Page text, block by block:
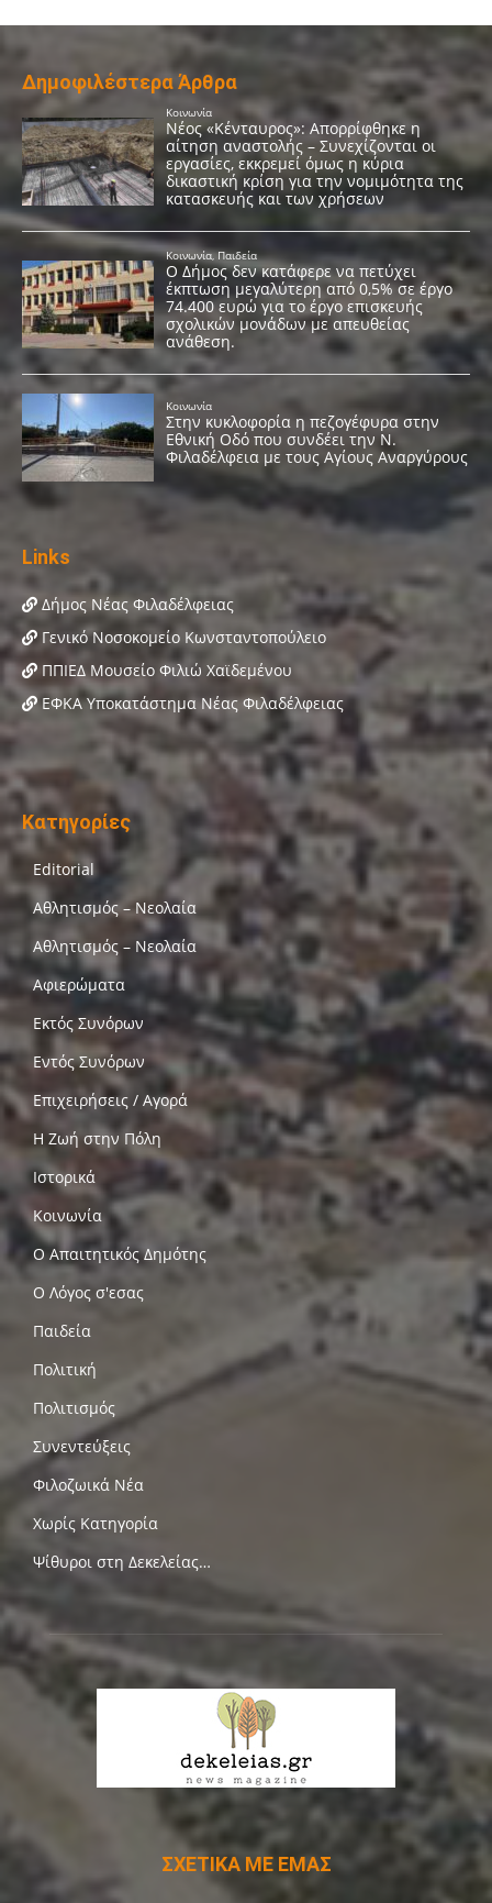
Δημοφιλέστερα Άρθρα
Links
Δήμος Νέας Φιλαδέλφειας
Γενικό Νοσοκομείο Κωνσταντοπούλειο
ΠΠΙΕΔ Μουσείο Φιλιώ Χαϊδεμένου
ΕΦΚΑ Υποκατάστημα Νέας Φιλαδέλφειας
Κατηγορίες
Editorial
Αθλητισμός – Νεολαία
Αθλητισμός – Νεολαία
Αφιερώματα
Εκτός Συνόρων
Εντός Συνόρων
Επιχειρήσεις / Αγορά
Η Ζωή στην Πόλη
Ιστορικά
Κοινωνία
Ο Απαιτητικός Δημότης
Ο Λόγος σ'εσας
Παιδεία
Πολιτική
Πολιτισμός
Συνεντεύξεις
Φιλοζωικά Νέα
Χωρίς Κατηγορία
Ψίθυροι στη Δεκελείας…
ΣΧΕΤΙΚΑ ΜΕ ΕΜΑΣ